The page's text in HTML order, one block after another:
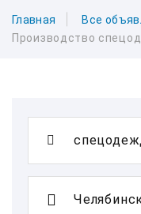
Главная Все
Производство